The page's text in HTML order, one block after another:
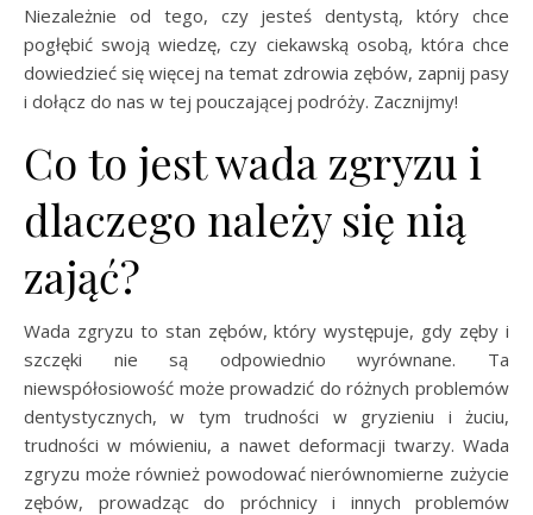
Niezależnie od tego, czy jesteś dentystą, który chce
pogłębić swoją wiedzę, czy ciekawską osobą, która chce
dowiedzieć się więcej na temat zdrowia zębów, zapnij pasy
i dołącz do nas w tej pouczającej podróży. Zacznijmy!
Co to jest wada zgryzu i
dlaczego należy się nią
zająć?
Wada zgryzu to stan zębów, który występuje, gdy zęby i
szczęki nie są odpowiednio wyrównane. Ta
niewspółosiowość może prowadzić do różnych problemów
dentystycznych, w tym trudności w gryzieniu i żuciu,
trudności w mówieniu, a nawet deformacji twarzy. Wada
zgryzu może również powodować nierównomierne zużycie
zębów, prowadząc do próchnicy i innych problemów